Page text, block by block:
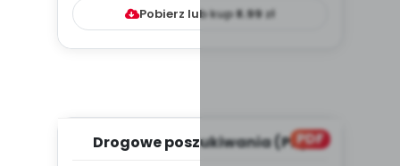
Pobierz lub kup8.99zł
PDF
Drogowe poszukiwania (PD)